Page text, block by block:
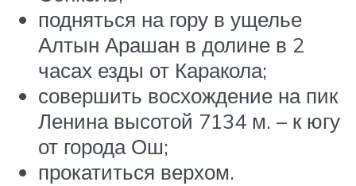
подняться на гору в ущелье
Алтын Арашан в долине в 2
часах езды от Каракола;
совершить восхождение на пик
Ленина высотой 7134 м. – к югу
от города Ош;
прокатиться верхом.